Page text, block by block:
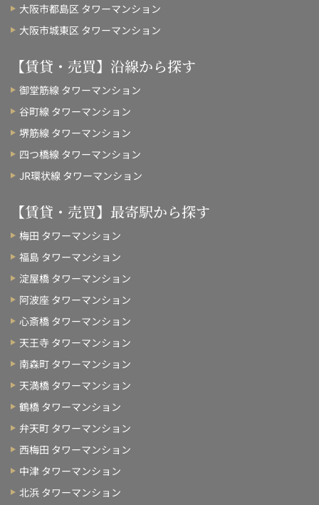
大阪市都島区 タワーマンション
大阪市城東区 タワーマンション
【賃貸・売買】沿線から探す
御堂筋線 タワーマンション
谷町線 タワーマンション
堺筋線 タワーマンション
四つ橋線 タワーマンション
JR環状線 タワーマンション
【賃貸・売買】最寄駅から探す
梅田 タワーマンション
福島 タワーマンション
淀屋橋 タワーマンション
阿波座 タワーマンション
心斎橋 タワーマンション
天王寺 タワーマンション
南森町 タワーマンション
天満橋 タワーマンション
鶴橋 タワーマンション
弁天町 タワーマンション
西梅田 タワーマンション
中津 タワーマンション
北浜 タワーマンション